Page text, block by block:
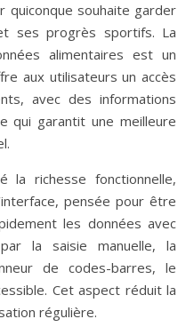
quiconque souhaite garder
ses progrès sportifs. La
alimentaires est un
aux utilisateurs un accès
avec des informations
qui garantit une meilleure
la richesse fonctionnelle,
pensée pour être
les données avec
la saisie manuelle, la
de codes-barres, le
Cet aspect réduit la
régulière.